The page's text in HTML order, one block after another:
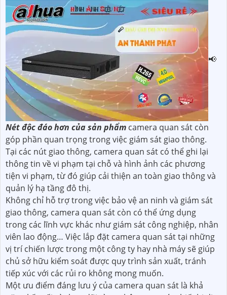
📢
Nét độc đáo hơn của sản phẩm camera quan sát còn
góp phần quan trọng trong việc giám sát giao thông.
Tại các nút giao thông, camera quan sát có thể ghi lại
thông tin về vi phạm tại chỗ và hình ảnh các phương
tiện vi phạm, từ đó giúp cải thiện an toàn giao thông và
quản lý hạ tầng đô thị.
Không chỉ hỗ trợ trong việc bảo vệ an ninh và giám sát
giao thông, camera quan sát còn có thể ứng dụng
trong các lĩnh vực khác như giám sát công nghiệp, nhân
viên lao động… Việc lắp đặt camera quan sát tại những
vị trí chiến lược trong một công ty hay nhà máy sẽ giúp
chủ sở hữu kiểm soát được quy trình sản xuất, tránh
tiếp xúc với các rủi ro không mong muốn.
Một ưu điểm đáng lưu ý của camera quan sát là khả